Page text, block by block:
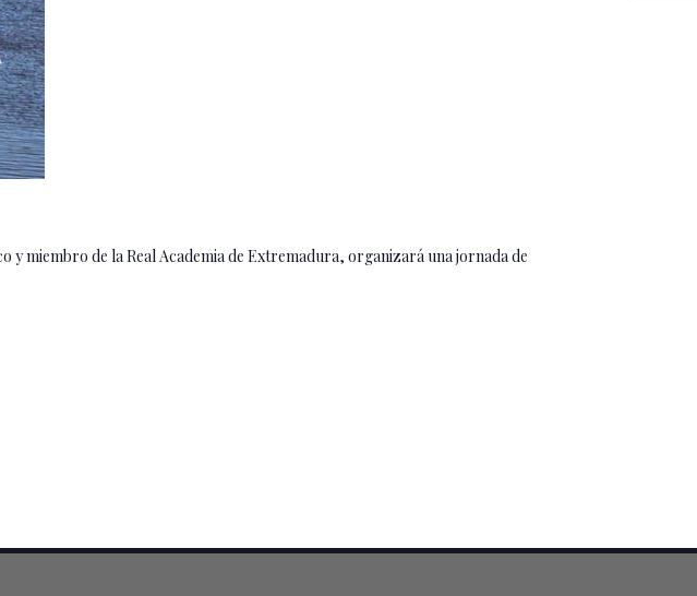
miembro de la Real Academia de Extremadura, organizará una jornada de